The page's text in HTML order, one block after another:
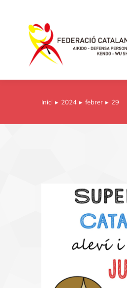
You are here:
Inici 2024 febrer 29